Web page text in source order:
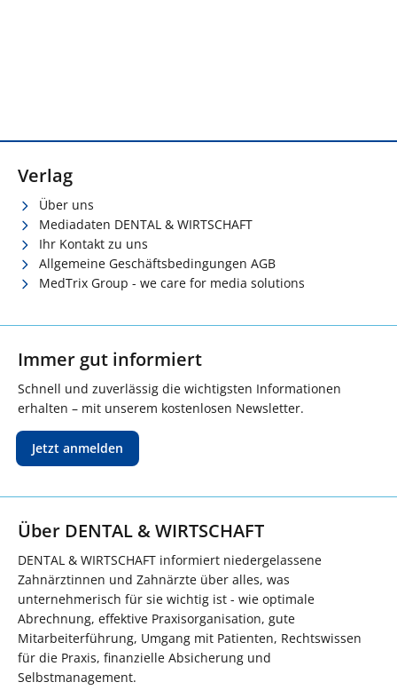
Verlag
Über uns
Mediadaten DENTAL & WIRTSCHAFT
Ihr Kontakt zu uns
Allgemeine Geschäftsbedingungen AGB
MedTrix Group - we care for media solutions
Immer gut informiert
Schnell und zuverlässig die wichtigsten Informationen
erhalten – mit unserem kostenlosen Newsletter.
Jetzt anmelden
Über DENTAL & WIRTSCHAFT
DENTAL & WIRTSCHAFT informiert niedergelassene
Zahnärztinnen und Zahnärzte über alles, was
unternehmerisch für sie wichtig ist - wie optimale
Abrechnung, effektive Praxisorganisation, gute
Mitarbeiterführung, Umgang mit Patienten, Rechtswissen
für die Praxis, finanzielle Absicherung und
Selbstmanagement.